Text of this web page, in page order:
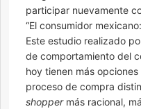
participar nuevamente
“El consumidor
Este estudio realizado
de comportamiento del
hoy tienen más
proceso de compra
shoppermás racional,